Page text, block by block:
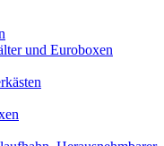
und Euroboxen